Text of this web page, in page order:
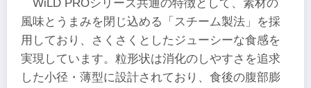
WiLD PROシリーズ共通の特徴として、素材の
風味とうまみを閉じ込める「スチーム製法」を採
用しており、さくさくとしたジューシーな食感を
実現しています。粒形状は消化のしやすさを追求
した小径・薄型に設計されており、食後の腹部膨